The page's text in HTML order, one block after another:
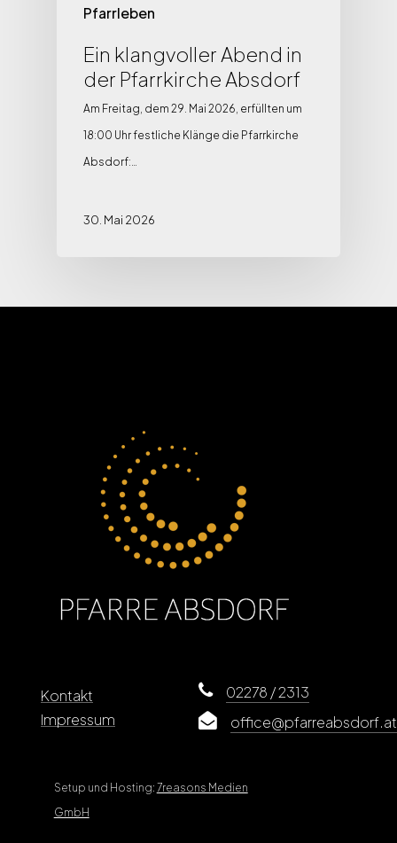
Pfarrleben
Ein klangvoller Abend in
der Pfarrkirche Absdorf
Am Freitag, dem 29. Mai 2026, erfüllten um
18:00 Uhr festliche Klänge die Pfarrkirche
Absdorf:…
30. Mai 2026
Kontakt
Impressum
02278 / 2313
office@pfarreabsdorf.at
Setup und Hosting: 7reasons Medien
GmbH